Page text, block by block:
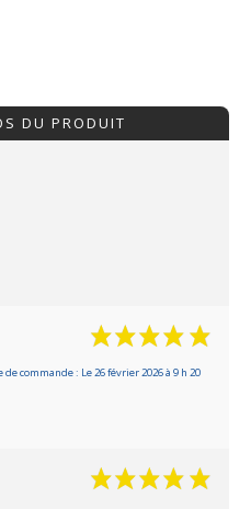
DU PRODUIT
de commande : Le 26 février 2026 à 9 h 20